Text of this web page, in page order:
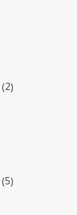
2товара
5товаров